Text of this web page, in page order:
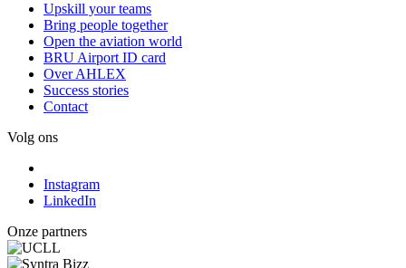
Upskill your teams
Bring people together
Open the aviation world
BRU Airport ID card
Over AHLEX
Success stories
Contact
Volg ons
Instagram
LinkedIn
Onze partners